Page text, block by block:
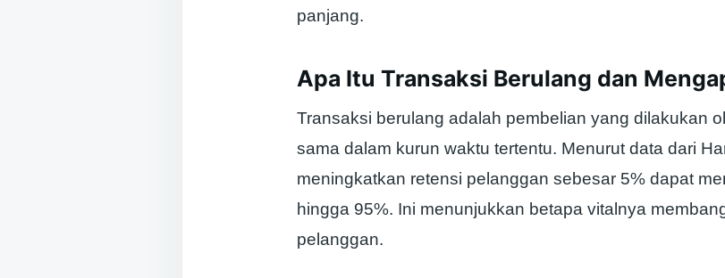
panjang.
Apa Itu Transaksi Berulang dan
Transaksi berulang adalah pembelian yang dilakukan
sama dalam kurun waktu tertentu. Menurut data dari
meningkatkan retensi pelanggan sebesar 5% dapat
hingga 95%. Ini menunjukkan betapa vitalnya
pelanggan.